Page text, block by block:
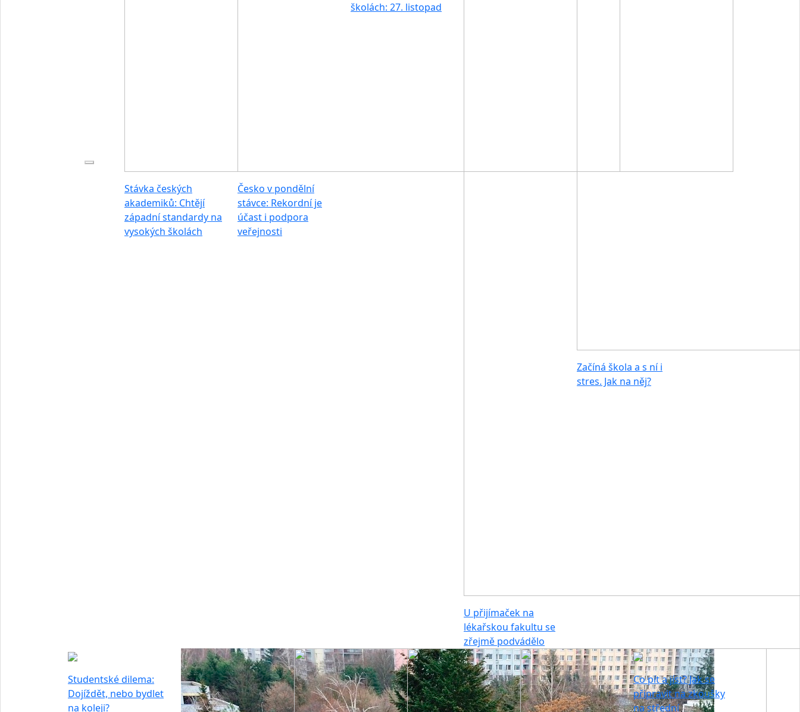
Stávka českých
akademiků: Chtějí
západní standardy na
vysokých školách
Česko v pondělní
stávce: Rekordní je
účast i podpora
veřejnosti
školách: 27. listopad
U přijímaček na
lékařskou fakultu se
zřejmě podvádělo
Začíná škola a s ní i
stres. Jak na něj?
Studentské dilema:
Dojíždět, nebo bydlet
na koleji?
Co pít a jíst? Jak se
připravit na zkoušky
na střední